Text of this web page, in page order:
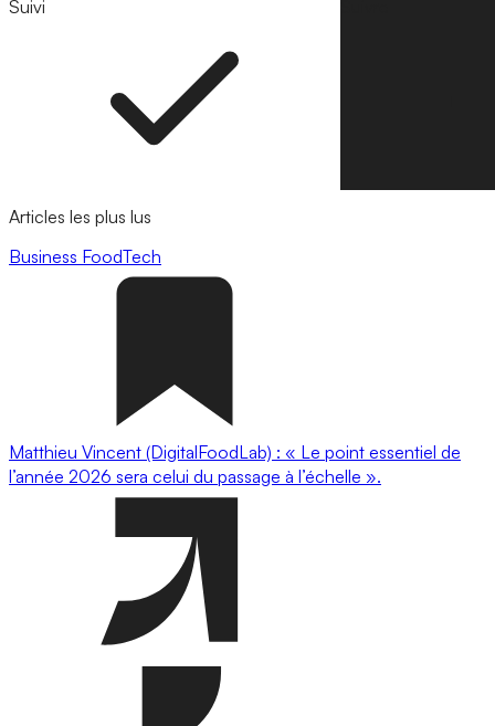
Suivi
Articles les plus lus
Business FoodTech
Matthieu Vincent (DigitalFoodLab) : « Le point essentiel de
l’année 2026 sera celui du passage à l’échelle ».